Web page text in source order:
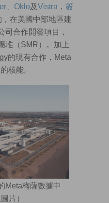
Oklo及Vistra ， 簽
在美國中部地區建
司合作開發項目，
堆（SMR）。加上
的現有合作，Meta
核能。
Meta梅薩數據中
片）